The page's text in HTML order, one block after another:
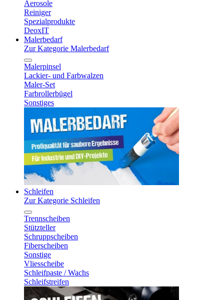
Aerosole
Reiniger
Spezialprodukte
DeoxIT
Malerbedarf
Zur Kategorie Malerbedarf
Malerpinsel
Lackier- und Farbwalzen
Maler-Set
Farbrollerbügel
Sonstiges
Schleifen
Zur Kategorie Schleifen
Trennscheiben
Stützteller
Schruppscheiben
Fiberscheiben
Sonstige
Vliesscheibe
Schleifpaste / Wachs
Schleifstreifen